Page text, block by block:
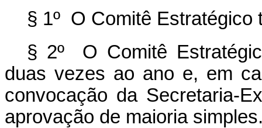
§ 1º O Comitê Estratégico
§ 2º O Comitê
duas vezes ao ano e, em
convocação da Secretaria-
aprovação de maioria